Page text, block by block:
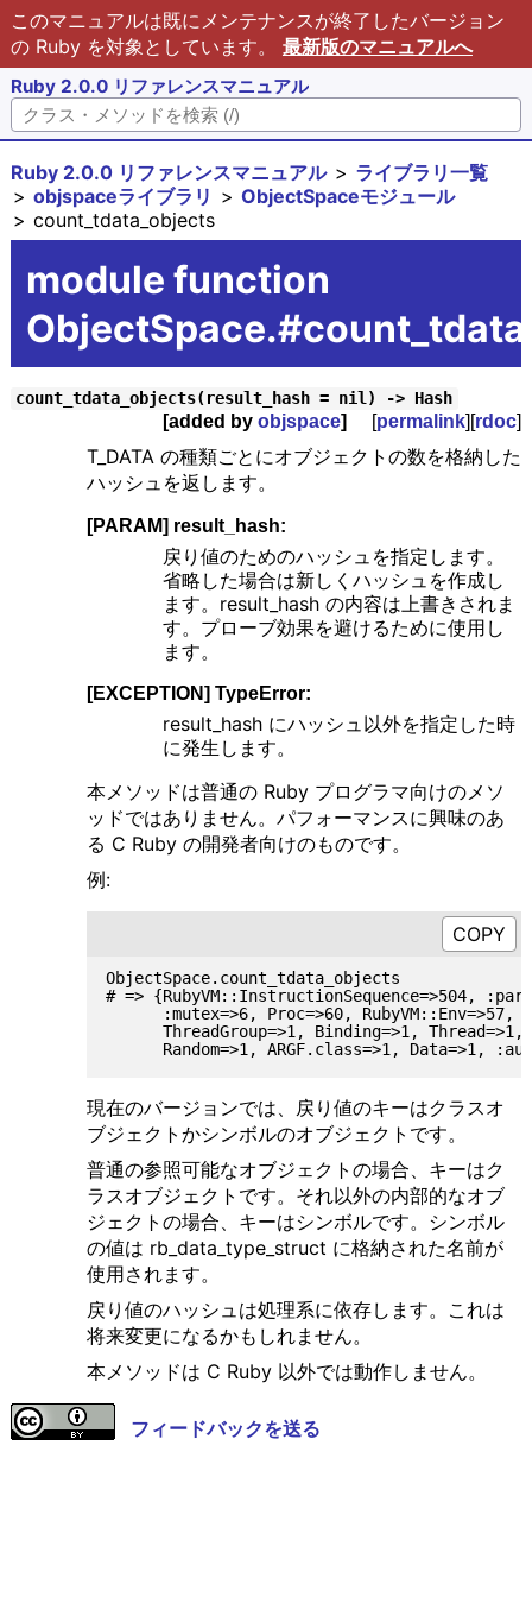
このマニュアルは既にメンテナンスが終了したバージョン
の Ruby を対象としています。 最新版のマニュアルへ
Ruby 2.0.0 リファレンスマニュアル
Ruby 2.0.0 リファレンスマニュアル
ライブラリ一覧
objspaceライブラリ
ObjectSpaceモジュール
count_tdata_objects
module function
count_tdata_objects(result_hash = nil) -> Hash
[permalink][rdoc]
[added by objspace]
T_DATA の種類ごとにオブジェクトの数を格納した
ハッシュを返します。
[PARAM] result_hash:
戻り値のためのハッシュを指定します。
省略した場合は新しくハッシュを作成し
ます。result_hash の内容は上書きされま
す。プローブ効果を避けるために使用し
ます。
[EXCEPTION] TypeError:
result_hash にハッシュ以外を指定した時
に発生します。
本メソッドは普通の Ruby プログラマ向けのメソ
ッドではありません。パフォーマンスに興味のあ
る C Ruby の開発者向けのものです。
例:
ObjectSpace.count_tdata_objects
# => {RubyVM::InstructionSequence=>504,
:mutex=>6, Proc=>60, RubyVM::Env=>57,
ThreadGroup=>1, Binding=>1, Thread=>1,
現在のバージョンでは、戻り値のキーはクラスオ
ブジェクトかシンボルのオブジェクトです。
普通の参照可能なオブジェクトの場合、キーはク
ラスオブジェクトです。それ以外の内部的なオブ
ジェクトの場合、キーはシンボルです。シンボル
の値は rb_data_type_struct に格納された名前が
使用されます。
戻り値のハッシュは処理系に依存します。これは
将来変更になるかもしれません。
本メソッドは C Ruby 以外では動作しません。
フィードバックを送る